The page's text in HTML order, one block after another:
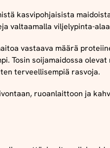
kasvipohjaisista
valtaamalla viljelypinta-
vastaava määrä
Tosin soijamaidossa
terveellisempiä rasvoja.
ruoanlaittoon ja